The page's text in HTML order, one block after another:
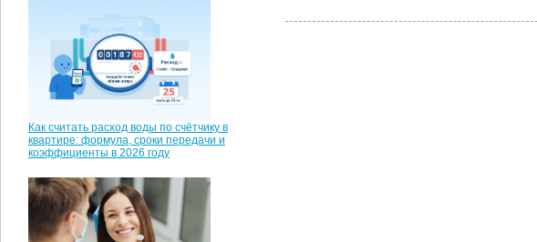
Как считать расход воды по счётчику в
квартире: формула, сроки передачи и
коэффициенты в 2026 году